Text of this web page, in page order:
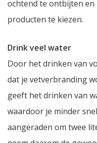
ochtend te ontbijten en
producten te kiezen.
Drink veel water
Door het drinken van
dat je vetverbranding
geeft het drinken van
waardoor je minder
aangeraden om twee